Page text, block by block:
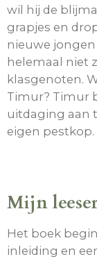
wil hij de
grapjes en
nieuwe
helemaal niet
klasgenoten.
Timur? Timur
uitdaging aan
eigen pestkop.
Mijn
Het boek
inleiding en